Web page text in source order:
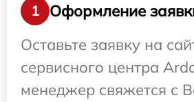
1
Оформление
Оставьте заявку на
сервисного центра
менеджер свяжется с